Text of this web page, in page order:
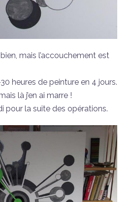
mais l’accouchement est
30 heures de peinture en 4 jours.
là j’en ai marre !
pour la suite des opérations.